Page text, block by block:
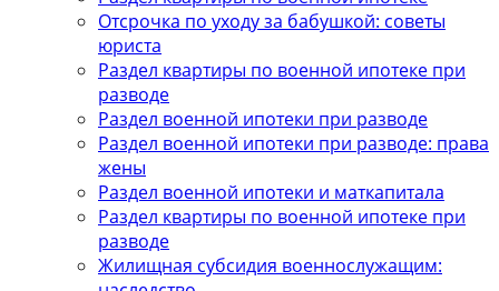
Отсрочка по уходу за бабушкой: советы
юриста
Раздел квартиры по военной ипотеке при
разводе
Раздел военной ипотеки при разводе
Раздел военной ипотеки при разводе: права
жены
Раздел военной ипотеки и маткапитала
Раздел квартиры по военной ипотеке при
разводе
Жилищная субсидия военнослужащим: